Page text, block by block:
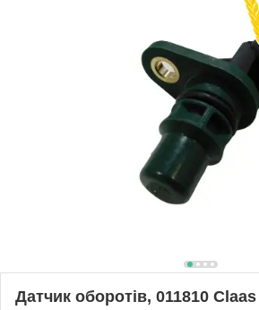
Датчик оборотів, 011810 Claas